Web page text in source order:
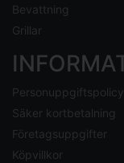
Bevattning
Grillar
Säker kortbetalning
Företagsuppgifter
Köpvillkor